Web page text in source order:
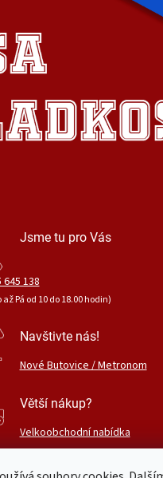
Jsme tu pro Vás
645 138
až Pá od 10 do 18.00 hodin)
Navštivte nás!
Nové Butovice / Metronom
Větší nákup?
Velkoobchodní nabídka